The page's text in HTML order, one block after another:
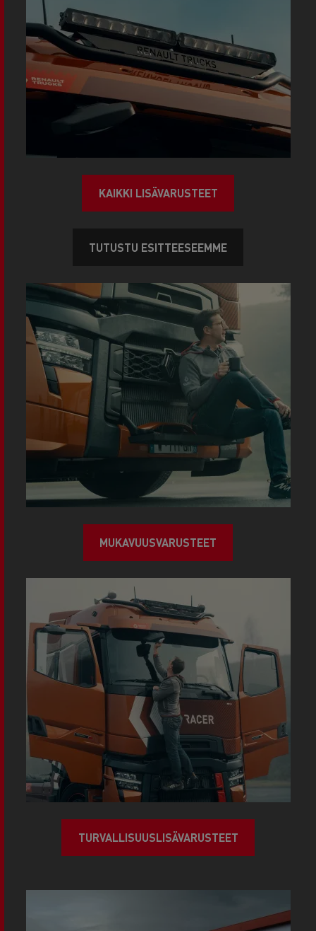
KAIKKI LISÄVARUSTEET
TUTUSTU ESITTEESEEMME
MUKAVUUSVARUSTEET
TURVALLISUUSLISÄVARUSTEET